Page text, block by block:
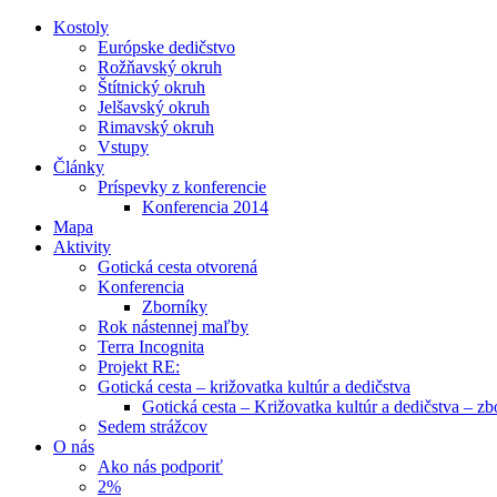
Kostoly
Európske dedičstvo
Rožňavský okruh
Štítnický okruh
Jelšavský okruh
Rimavský okruh
Vstupy
Články
Príspevky z konferencie
Konferencia 2014
Mapa
Aktivity
Gotická cesta otvorená
Konferencia
Zborníky
Rok nástennej maľby
Terra Incognita
Projekt RE:
Gotická cesta – križovatka kultúr a dedičstva
Gotická cesta – Križovatka kultúr a dedičstva –
Sedem strážcov
O nás
Ako nás podporiť
2%